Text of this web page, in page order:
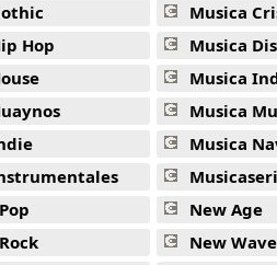
Hop
Musica
Musica
Musica
Musica
Musica
New Age
New Wave